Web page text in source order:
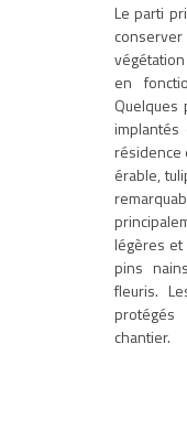
Le parti
en
Quelques
résidence
érable,
légères et
pins
fleuris.
chantier.